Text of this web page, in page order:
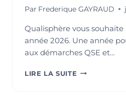
Par Frederique GAYRAUD
Qualisphère vous
année 2026. Une année
aux démarches QSE et…
LIRE LA SUITE NOUVELLE